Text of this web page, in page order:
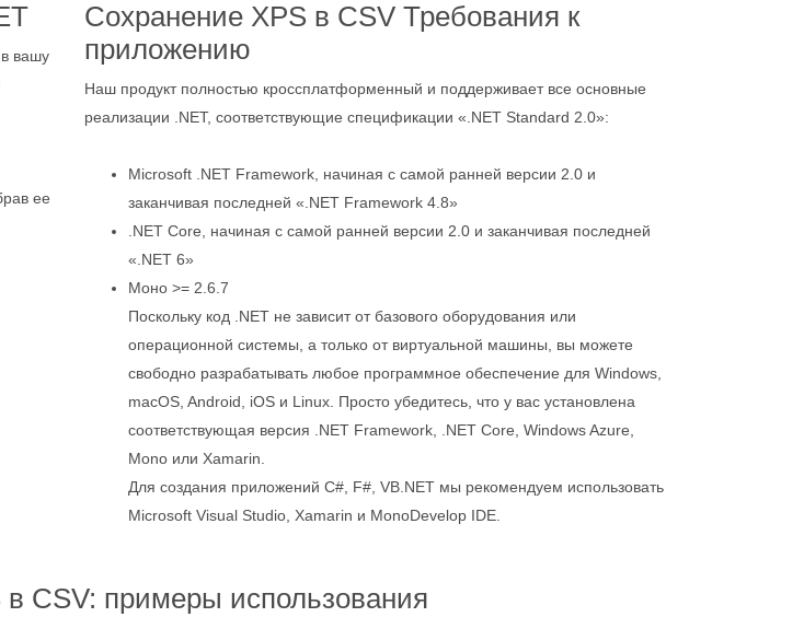
вашу
ее
Сохранение XPS в CSV Требования к
приложению
Наш продукт полностью кроссплатформенный и поддерживает все основные
реализации .NET, соответствующие спецификации «.NET Standard 2.0»:
Microsoft .NET Framework, начиная с самой ранней версии 2.0 и
заканчивая последней «.NET Framework 4.8»
.NET Core, начиная с самой ранней версии 2.0 и заканчивая последней
«.NET 6»
Моно >= 2.6.7
Поскольку код .NET не зависит от базового оборудования или
операционной системы, а только от виртуальной машины, вы можете
свободно разрабатывать любое программное обеспечение для Windows,
macOS, Android, iOS и Linux. Просто убедитесь, что у вас установлена
соответствующая версия .NET Framework, .NET Core, Windows Azure,
Mono или Xamarin.
Для создания приложений C#, F#, VB.NET мы рекомендуем использовать
Microsoft Visual Studio, Xamarin и MonoDevelop IDE.
CSV: примеры использования